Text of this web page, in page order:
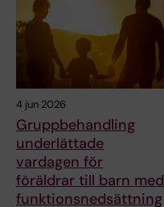
4 jun 2026
Gruppbehandling
underlättade
vardagen för
föräldrar till barn med
funktionsnedsättning